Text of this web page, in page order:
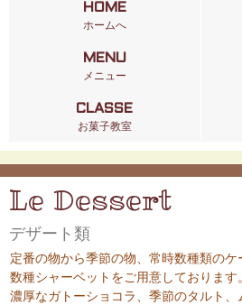
HOME
ホームへ
MENU
メニュー
CLASSE
お菓子教室
Le Dessert
デザート類
定番の物から季節の物、常時数種類の
数種シャーベットをご用意しております。
濃厚なガトーショコラ、季節のタルト、